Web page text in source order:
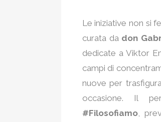
Le iniziative non si
curata da don
dedicate a Viktor
campi di
nuove per
occasione. Il
#Filosofiamo,